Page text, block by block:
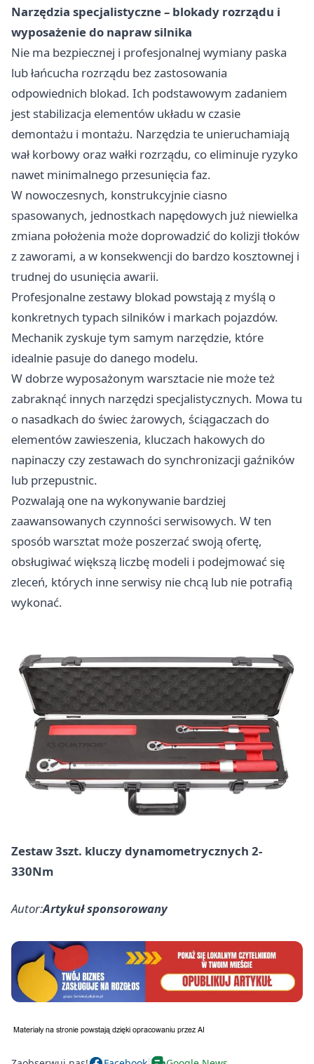
Narzędzia specjalistyczne – blokady rozrządu i
wyposażenie do napraw silnika
Nie ma bezpiecznej i profesjonalnej wymiany paska
lub łańcucha rozrządu bez zastosowania
odpowiednich blokad. Ich podstawowym zadaniem
jest stabilizacja elementów układu w czasie
demontażu i montażu. Narzędzia te unieruchamiają
wał korbowy oraz wałki rozrządu, co eliminuje ryzyko
nawet minimalnego przesunięcia faz.
W nowoczesnych, konstrukcyjnie ciasno
spasowanych, jednostkach napędowych już niewielka
zmiana położenia może doprowadzić do kolizji tłoków
z zaworami, a w konsekwencji do bardzo kosztownej i
trudnej do usunięcia awarii.
Profesjonalne zestawy blokad powstają z myślą o
konkretnych typach silników i markach pojazdów.
Mechanik zyskuje tym samym narzędzie, które
idealnie pasuje do danego modelu.
W dobrze wyposażonym warsztacie nie może też
zabraknąć innych narzędzi specjalistycznych. Mowa tu
o nasadkach do świec żarowych, ściągaczach do
elementów zawieszenia, kluczach hakowych do
napinaczy czy zestawach do synchronizacji gaźników
lub przepustnic.
Pozwalają one na wykonywanie bardziej
zaawansowanych czynności serwisowych. W ten
sposób warsztat może poszerzać swoją ofertę,
obsługiwać większą liczbę modeli i podejmować się
zleceń, których inne serwisy nie chcą lub nie potrafią
wykonać.
Zestaw 3szt. kluczy dynamometrycznych 2-
330Nm
Autor:Artykuł sponsorowany